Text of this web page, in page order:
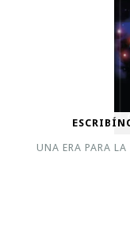
UNA ERA PARA